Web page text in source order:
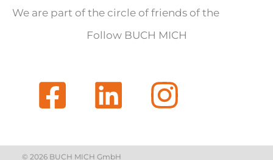
We are part of the circle of friends of the
Follow BUCH MICH
© 2026 BUCH MICH GmbH